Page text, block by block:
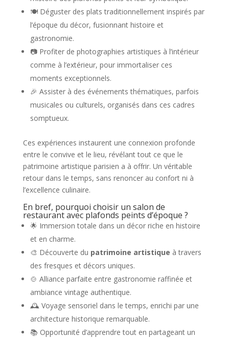
🍽️ Déguster des plats traditionnellement inspirés par
l’époque du décor, fusionnant histoire et
gastronomie.
📷 Profiter de photographies artistiques à l’intérieur
comme à l’extérieur, pour immortaliser ces
moments exceptionnels.
🎉 Assister à des événements thématiques, parfois
musicales ou culturels, organisés dans ces cadres
somptueux.
Ces expériences instaurent une connexion profonde
entre le convive et le lieu, révélant tout ce que le
patrimoine artistique parisien a à offrir. Un véritable
retour dans le temps, sans renoncer au confort ni à
l’excellence culinaire.
En bref, pourquoi choisir un salon de
restaurant avec plafonds peints d’époque ?
🌟 Immersion totale dans un décor riche en histoire
et en charme.
🎨 Découverte du patrimoine artistique à travers
des fresques et décors uniques.
🍲 Alliance parfaite entre gastronomie raffinée et
ambiance vintage authentique.
🕰️ Voyage sensoriel dans le temps, enrichi par une
architecture historique remarquable.
📚 Opportunité d’apprendre tout en partageant un